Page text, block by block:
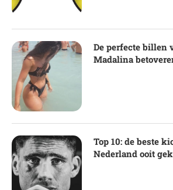
De perfecte billen
Madalina
Top 10: de beste
Nederland ooit